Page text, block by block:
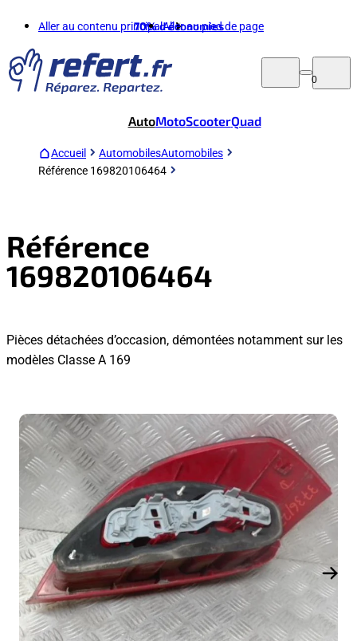
Aller au contenu principalAller au pied de page
70%d'économies
0
AutoMotoScooterQuad
Accueil AutomobilesAutomobiles
Référence 169820106464
Référence
169820106464
Pièces détachées d’occasion, démontées notamment sur les
modèles Classe A 169